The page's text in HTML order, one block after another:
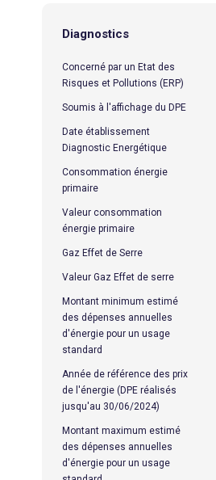
Diagnostics
Concerné par un Etat des
Risques et Pollutions (ERP)
Soumis à l'affichage du DPE
Date établissement
Diagnostic Energétique
Consommation énergie
primaire
Valeur consommation
énergie primaire
Gaz Effet de Serre
Valeur Gaz Effet de serre
Montant minimum estimé
des dépenses annuelles
d'énergie pour un usage
standard
Année de référence des prix
de l'énergie (DPE réalisés
jusqu'au 30/06/2024)
Montant maximum estimé
des dépenses annuelles
d'énergie pour un usage